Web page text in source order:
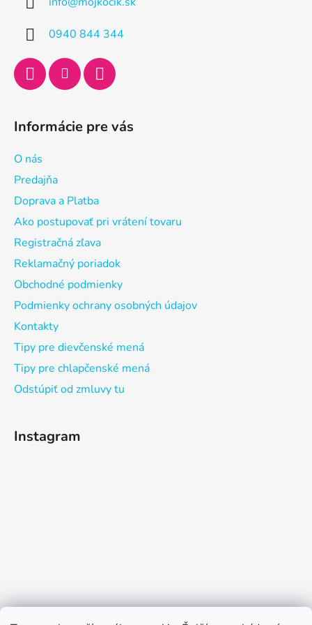
0940 844 344
Informácie pre vás
O nás
Predajňa
Doprava a Platba
Ako postupovať pri vrátení tovaru
Registračná zľava
Reklamačný poriadok
Obchodné podmienky
Podmienky ochrany osobných údajov
Kontakty
Tipy pre dievčenské mená
Tipy pre chlapčenské mená
Odstúpiť od zmluvy tu
Instagram
Sledovať na Instagrame